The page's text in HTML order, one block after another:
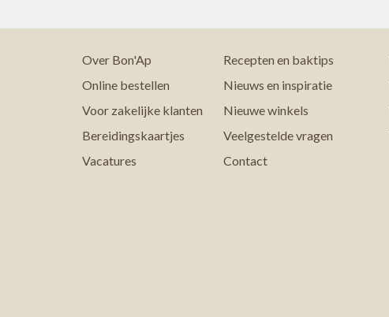
Over Bon'Ap
Recepten en baktips
Online bestellen
Nieuws en inspiratie
Voor zakelijke klanten
Nieuwe winkels
Bereidingskaartjes
Veelgestelde vragen
Vacatures
Contact